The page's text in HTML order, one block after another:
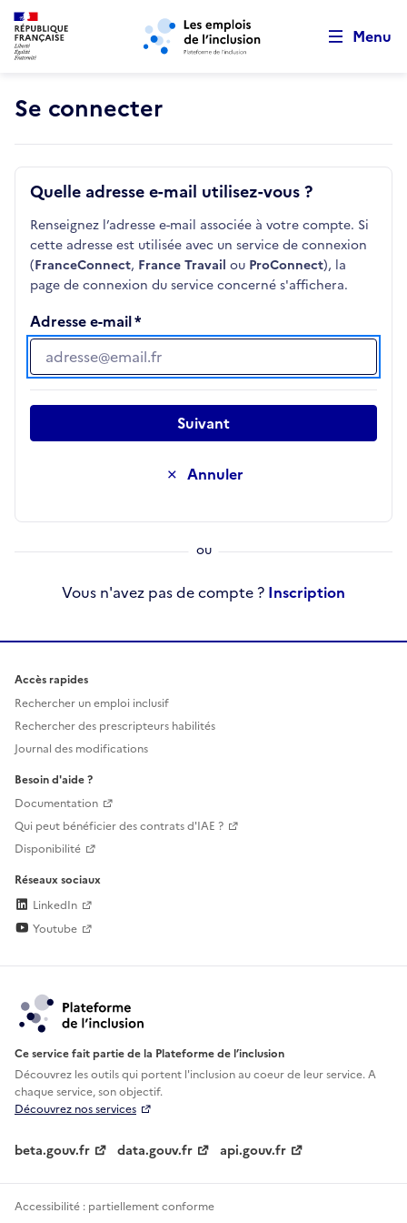
Aller au menu principal Aller au contenu principal
Menu
Se connecter
Quelle adresse e-mail utilisez-vous ?
Renseignez l’adresse e-mail associée à votre compte. Si
cette adresse est utilisée avec un service de connexion
(FranceConnect, France Travail ou ProConnect), la
page de connexion du service concerné s'affichera.
Adresse e-mail
Adresse e-mail
Annuler
Suivant
Vous n'avez pas de compte ? Inscription
Accès rapides
Rechercher un emploi inclusif
Rechercher des prescripteurs habilités
Journal des modifications
Besoin d'aide ?
Documentation
Qui peut bénéficier des contrats d'IAE ?
Disponibilité
Réseaux sociaux
LinkedIn
Youtube
Ce service fait partie de la Plateforme de l’inclusion
Découvrez les outils qui portent l'inclusion aucoeur de leur service. A
chaque service, son objectif.
Découvrez nos services
beta.gouv.fr data.gouv.fr api.gouv.fr
Accessibilité : partiellement conforme
Retour au début de la page
Panneau de gestion des cookies